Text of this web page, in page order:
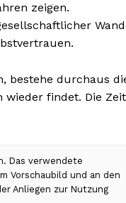
zeigen.
bestehe durchaus
wieder findet. Die Zeit
Das verwendete
Vorschaubild und an den
Anliegen zur Nutzung